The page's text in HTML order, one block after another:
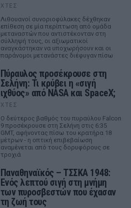
ΧΤΕΣ
Λιθουανοί συνοριοφύλακες δέχθηκαν
επίθεση σε μία περίπτωση από ομάδα
μεταναστών που αντιστέκονταν στη
σύλληψή τους, οι αξιωματικοί
αναγκάστηκαν να υποχωρήσουν και οι
παράνομοι μετανάστες διέφυγαν πίσω
Πύραυλος προσέκρουσε στη
Σελήνη: Τι κρύβει η «σιγή
ιχθύος» από NASA και SpaceX;
ΧΤΕΣ
Ο δεύτερος βαθμός του πυραύλου Falcon
9 προσέκρουσε στη Σελήνη στις 6:35
GMT, αφήνοντας πίσω του κρατήρα 18
μέτρων - η οπτική επιβεβαίωση
αναμένεται από τους δορυφόρους σε
τροχιά
Παναθηναϊκός – ΤΣΣΚΑ 1948:
Ενός λεπτού σιγή στη μνήμη
των πυροσβεστών που έχασαν
τη ζωή τους